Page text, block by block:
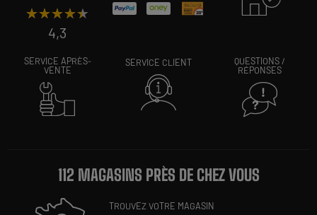
★★★★★
★★★★★
4,3
SERVICE APRÈS-
VENTE
SERVICE CLIENT
QUESTIONS /
RÉPONSES
112 MAGASINS PRÈS DE CHEZ VOUS
TROUVEZ VOTRE MAGASIN